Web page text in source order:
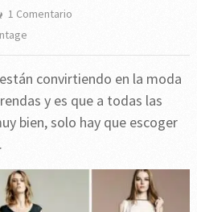
1 Comentario
convirtiendo en la moda
y es que a todas las
bien, solo hay que escoger